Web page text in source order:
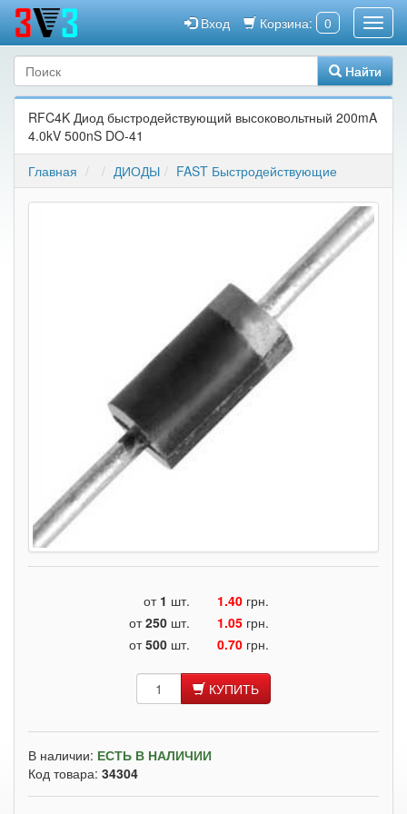
Корзина: 0
Вход
Найти
RFC4K Диод быстродействующий высоковольтный 200mA
4.0kV 500nS DO-41
Главная
ДИОДЫ FAST Быстродействующие
от 1 шт. 1.40 грн.
от250 шт. 1.05 грн.
от500 шт. 0.70 грн.
КУПИТЬ
В наличии: ЕСТЬ В НАЛИЧИИ
Код товара: 34304